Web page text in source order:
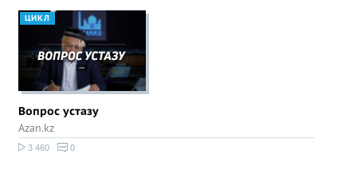
ЦИКЛ
Вопрос устазу
Azan.kz
3 460 0